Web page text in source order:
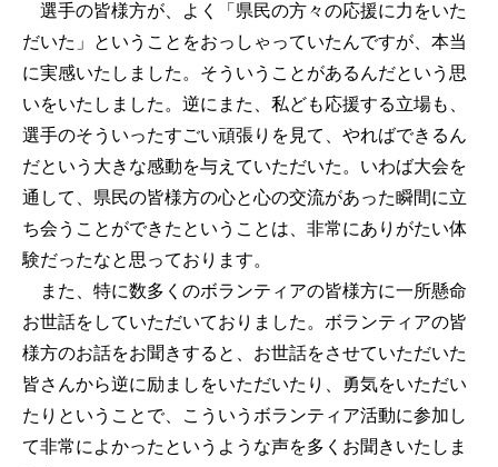
選手の皆様方が、よく「県民の方々の応援に力をいた
だいた」ということをおっしゃっていたんですが、本当
に実感いたしました。そういうことがあるんだという思
いをいたしました。逆にまた、私ども応援する立場も、
選手のそういったすごい頑張りを見て、やればできるん
だという大きな感動を与えていただいた。いわば大会を
通して、県民の皆様方の心と心の交流があった瞬間に立
ち会うことができたということは、非常にありがたい体
験だったなと思っております。
また、特に数多くのボランティアの皆様方に一所懸命
お世話をしていただいておりました。ボランティアの皆
様方のお話をお聞きすると、お世話をさせていただいた
皆さんから逆に励ましをいただいたり、勇気をいただい
たりということで、こういうボランティア活動に参加し
て非常によかったというような声を多くお聞きいたしま